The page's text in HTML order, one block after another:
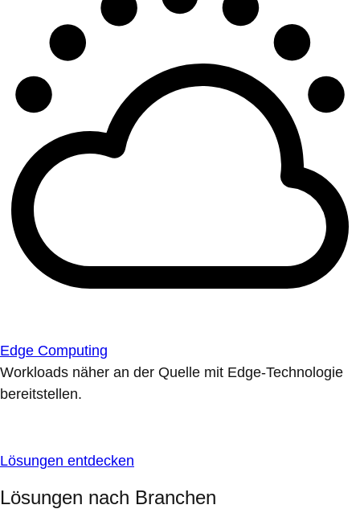
Edge Computing
Workloads näher an der Quelle mit Edge-Technologie
bereitstellen.
Lösungen entdecken
Lösungen nach Branchen